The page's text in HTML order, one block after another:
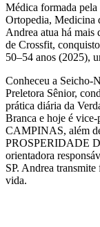
Médica formada pela
Ortopedia, Medicina
Andrea atua há mais
de Crossfit,
50–54 anos (2025),
Conheceu a Seicho-
Preletora Sênior,
prática diária da
Branca e hoje é
CAMPINAS, além
PROSPERIDADE
orientadora
SP. Andrea
vida.